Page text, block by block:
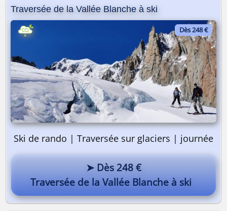
Traversée de la Vallée Blanche à ski
Dès 248 €
Ski de rando | Traversée sur glaciers | journée
➤ Dès 248 €
Traversée de la Vallée Blanche à ski